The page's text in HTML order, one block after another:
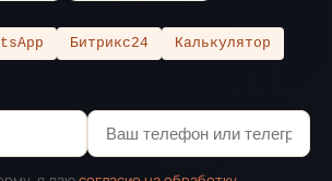
Битрикс24
Калькулятор